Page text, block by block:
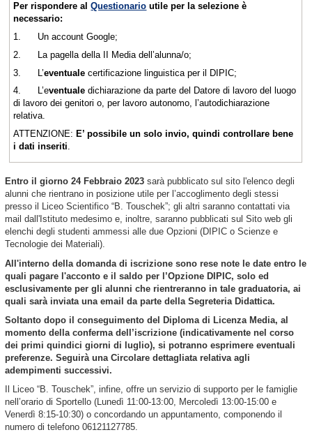
Per rispondere alQuestionario utile per la selezione è
necessario:
1. Un account Google;
2. La pagella della II Media dell’alunna/o;
3. L’eventuale certificazione linguistica per il DIPIC;
4. L’eventuale dichiarazione da parte del Datore di lavoro del luogo
di lavoro dei genitori o, per lavoro autonomo, l’autodichiarazione
relativa.
ATTENZIONE: E’ possibile un solo invio, quindi controllare bene
i dati inseriti.
Entro il giorno 24 Febbraio 2023 sarà pubblicato sul sito l'elenco degli
alunni che rientrano in posizione utile per l’accoglimento degli stessi
presso il Liceo Scientifico “B. Touschek”; gli altri saranno contattati via
mail dall'Istituto medesimo e, inoltre, saranno pubblicati sul Sito web gli
elenchi degli studenti ammessi alle due Opzioni (DIPIC o Scienze e
Tecnologie dei Materiali).
All'interno della domanda di iscrizione sono rese note le date entro le
quali pagare l'acconto e il saldo per l’Opzione DIPIC, solo ed
esclusivamente per gli alunni che rientreranno in tale graduatoria, ai
quali sarà inviata una email da parte della Segreteria Didattica.
Soltanto dopo il conseguimento del Diploma di Licenza Media, al
momento della conferma dell’iscrizione (indicativamente nel corso
dei primi quindici giorni di luglio), si potranno esprimere eventuali
preferenze. Seguirà una Circolare dettagliata relativa agli
adempimenti successivi.
Il Liceo “B. Touschek”, infine, offre un servizio di supporto per le famiglie
nell’orario di Sportello (Lunedì 11:00-13:00, Mercoledì 13:00-15:00 e
Venerdì 8:15-10:30) o concordando un appuntamento, componendo il
numero di telefono 06121127785.